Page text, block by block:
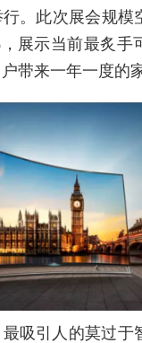
。此次展会规模
展示当前最炙手
带来一年一度的
吸引人的莫过于